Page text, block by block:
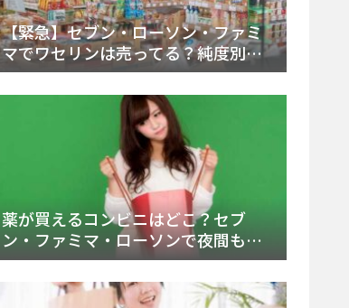
【緊急】セブン・ローソン・ファミ
マでワセリンは売ってる？純度別お
すすめ品と販売場所を徹底まとめ
薬が買えるコンビニはどこ？セブ
ン・ファミマ・ローソンで夜間も買
える市販薬の種類と販売店の探し方
【2025年最新】